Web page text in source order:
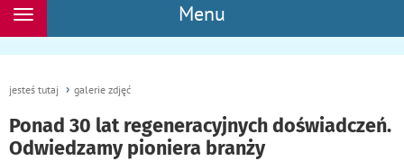
Menu
Rozwiń
jesteś tutaj galerie zdjęć
Ponad 30 lat regeneracyjnych doświadczeń.
Odwiedzamy pioniera branży